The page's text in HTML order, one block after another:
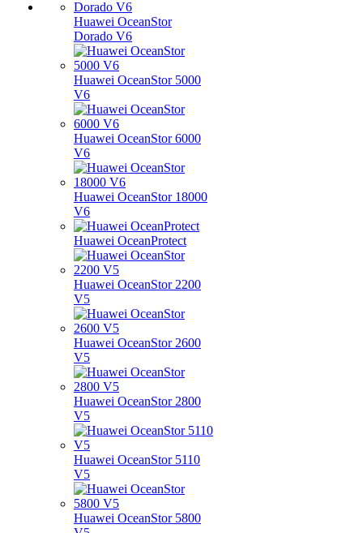
Huawei OceanStor
Dorado V6
Huawei OceanStor 5000
V6
Huawei OceanStor 6000
V6
Huawei OceanStor 18000
V6
Huawei OceanProtect
Huawei OceanStor 2200
V5
Huawei OceanStor 2600
V5
Huawei OceanStor 2800
V5
Huawei OceanStor 5110
V5
Huawei OceanStor 5800